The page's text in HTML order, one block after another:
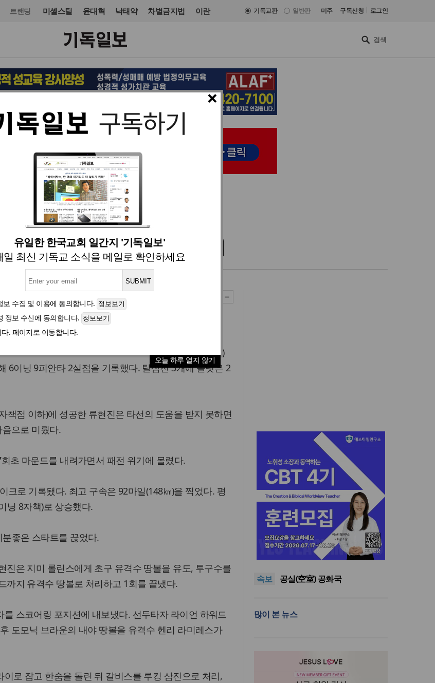
트랜딩 미셸스틸 윤대혁 낙태약 차별금지법 이란 기독교판 일반판 미주 구독신청 로그인
×
유일한 한국교회 일간지 '기독일보'
일 최신 기독교 소식을 메일로 확인하세요
보 수집 및 이용에 동의합니다.
정보 수신에 동의합니다.
. 페이지로 이동합니다.
오늘 하루 열지 않기
스포츠 스포츠 입력 2014. 04. 23 14:01
, 6이닝 2실점에도 패전 위기
구하고 홈 구장 첫 승에 실패했다.
니아주 다저스타디움에서 열린 2014 메이저리그(MLB)
6이닝 9피안타 2실점을 기록했다. 탈삼진 3개에 볼넷은 2
책점 이하)에 성공한 류현진은 타선의 도움을 받지 못하면
으로 미뤘다.
초 마운드를 내려가면서 패전 위기에 몰렸다.
크로 기록됐다. 최고 구속은 92마일(148㎞)을 찍었다. 평
닝 8자책)로 상승했다.
좋은 스타트를 끊었다.
진은 지미 롤린스에게 초구 유격수 땅볼을 유도, 투구수를
까지 유격수 땅볼로 처리하고 1회를 끝냈다.
스코어링 포지션에 내보냈다. 선두타자 라이언 하워드
도모닉 브라운의 내야 땅볼을 유격수 헨리 라미레스가
로 잡고 한숨을 돌린 뒤 갈비스를 루킹 삼진으로 처리,
속보
한동대 RISE사업단, 포항 죽도
시장 담은 로컬 매거진 ‘포항집’
“광복절 맞아 자유 지키고 다음
회, 대전서 열린다
공실(空室) 공화국
시장 담은 로컬 매거진 ‘포항집’
“광복절 맞아 자유 지키고 다음
많이 본 뉴스